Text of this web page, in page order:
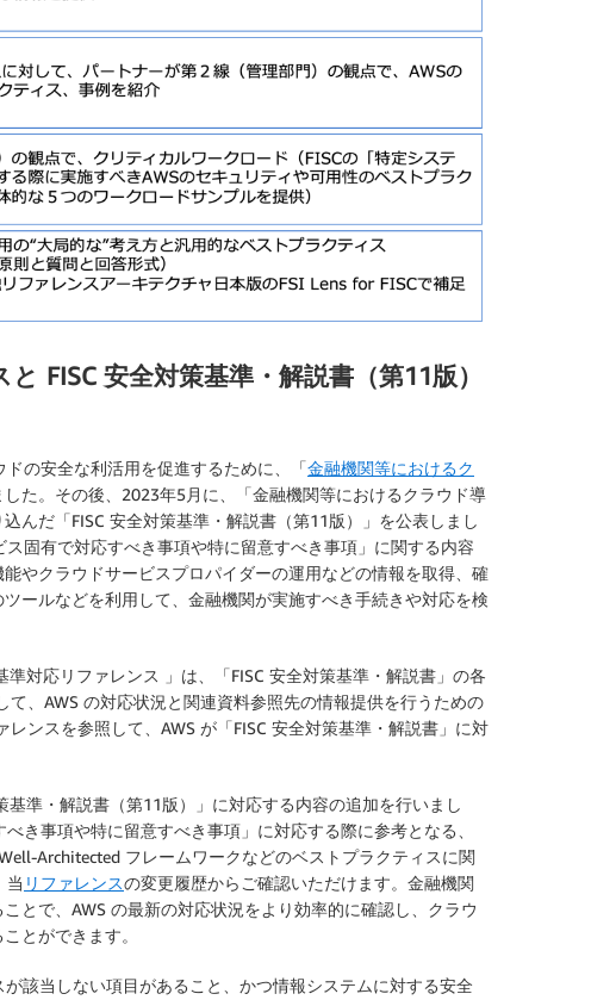
FISC 安全対策基準・解説書（第11版）
の安全な利活用を促進するために、「金融機関等におけるク
した。その後、2023年5月に、「金融機関等におけるクラウド導
んだ「FISC 安全対策基準・解説書（第11版）」を公表しまし
固有で対応すべき事項や特に留意すべき事項」に関する内容
やクラウドサービスプロパイダーの運用などの情報を取得、確
ールなどを利用して、金融機関が実施すべき手続きや対応を検
対応リファレンス 」は、「FISC 安全対策基準・解説書」の各
、AWS の対応状況と関連資料参照先の情報提供を行うための
ンスを参照して、AWS が「FISC 安全対策基準・解説書」に対
準・解説書（第11版）」に対応する内容の追加を行いまし
き事項や特に留意すべき事項」に対応する際に参考となる、
Architected フレームワークなどのベストプラクティスに関
当 リファレンスの変更履歴からご確認いただけます。金融機関
とで、AWS の最新の対応状況をより効率的に確認し、クラウ
とができます。
該当しない項目があること、かつ情報システムに対する安全